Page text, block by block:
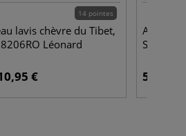
14 pointes
lavis chèvre du Tibet,
Léonard
€ 5,95 €